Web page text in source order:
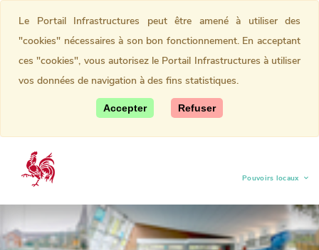
Pouvoirs locaux
(current)
Le Portail Infrastructures peut être amené à utiliser des
"cookies" nécessaires à son bon fonctionnement. En acceptant
ces "cookies", vous autorisez le Portail Infrastructures à utiliser
vos données de navigation à des fins statistiques.
Accepter Refuser